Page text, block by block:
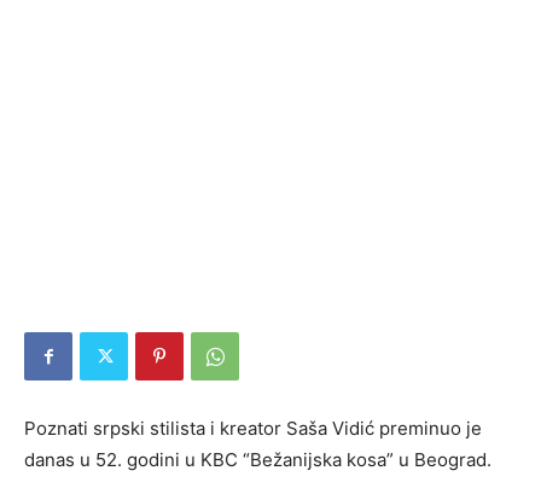
Poznati srpski stilista i kreator Saša Vidić preminuo je
danas u 52. godini u KBC “Bežanijska kosa” u Beograd.